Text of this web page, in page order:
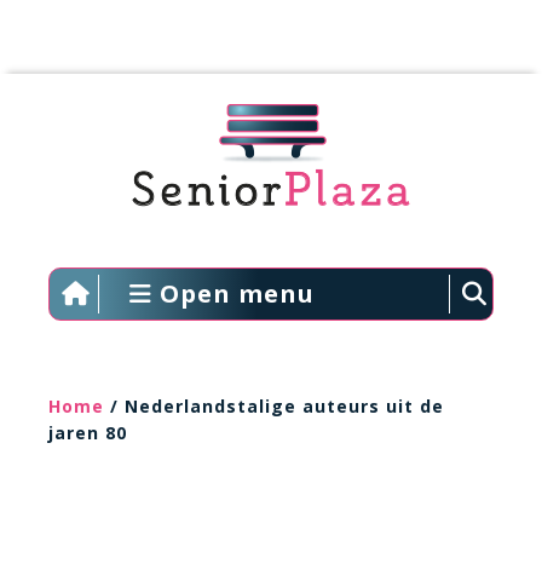
Open menu
Home / Nederlandstalige auteurs uit de
jaren 80